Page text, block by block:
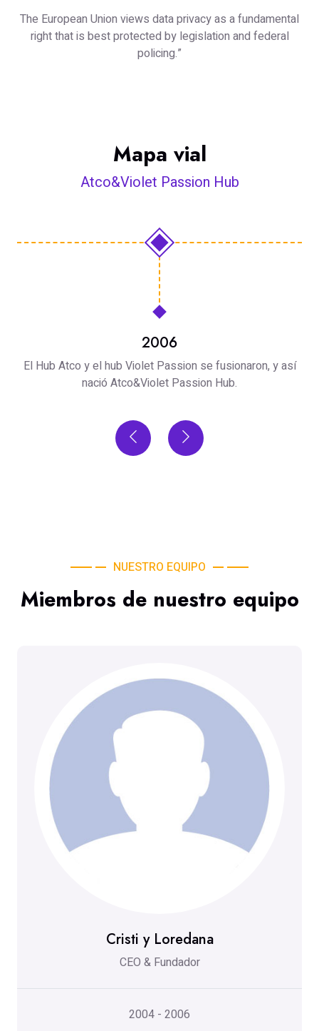
The European Union views data privacy as a fundamental
right that is best protected by legislation and federal
policing.”
Mapa vial
Atco&Violet Passion Hub
2006
El Hub Atco y el hub Violet Passion se fusionaron, y así
nació Atco&Violet Passion Hub.
NUESTRO EQUIPO
Miembros de nuestro equipo
Cristi y Loredana
CEO & Fundador
2004 - 2006